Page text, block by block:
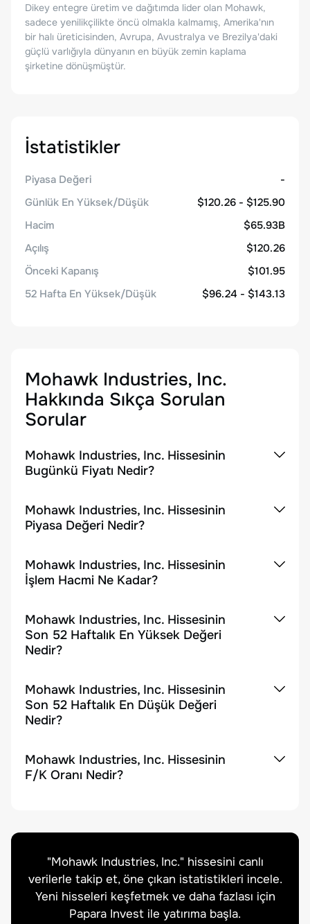
Dikey entegre üretim ve dağıtımda lider olan Mohawk,
sadece yenilikçilikte öncü olmakla kalmamış, Amerika'nın
bir halı üreticisinden, Avrupa, Avustralya ve Brezilya'daki
güçlü varlığıyla dünyanın en büyük zemin kaplama
şirketine dönüşmüştür.
İstatistikler
Piyasa Değeri
-
Günlük En Yüksek/Düşük
$120.26 - $125.90
Hacim
$65.93B
Açılış
$120.26
Önceki Kapanış
$101.95
52 Hafta En Yüksek/Düşük
$96.24 - $143.13
Mohawk Industries, Inc.
Hakkında Sıkça Sorulan
Sorular
Mohawk Industries, Inc. Hissesinin
Bugünkü Fiyatı Nedir?
Mohawk Industries, Inc. Hissesinin
Piyasa Değeri Nedir?
Mohawk Industries, Inc. Hissesinin
İşlem Hacmi Ne Kadar?
Mohawk Industries, Inc. Hissesinin
Son 52 Haftalık En Yüksek Değeri
Nedir?
Mohawk Industries, Inc. Hissesinin
Son 52 Haftalık En Düşük Değeri
Nedir?
Mohawk Industries, Inc. Hissesinin
F/K Oranı Nedir?
"Mohawk Industries, Inc." hissesini canlı
verilerle takip et, öne çıkan istatistikleri incele.
Yeni hisseleri keşfetmek ve daha fazlası için
Papara Invest ile yatırıma başla.